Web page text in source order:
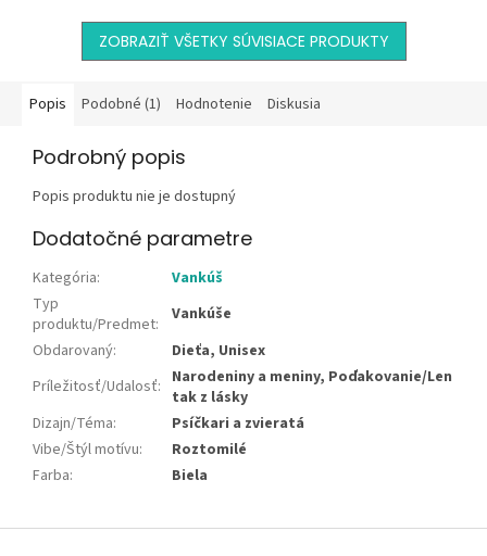
pripravená na...
ZOBRAZIŤ VŠETKY SÚVISIACE PRODUKTY
Popis Podobné (1) Hodnotenie Diskusia
Podrobný popis
Popis produktu nie je dostupný
Dodatočné parametre
Kategória:
Vankúš
Typ
produktu/Predmet:
Vankúše
Obdarovaný:
Dieťa, Unisex
Príležitosť/Udalosť: Narodeniny a meniny, Poďakovanie/Len
tak z lásky
Dizajn/Téma:
Psíčkari a zvieratá
Vibe/Štýl motívu:
Roztomilé
Farba: Biela
Z